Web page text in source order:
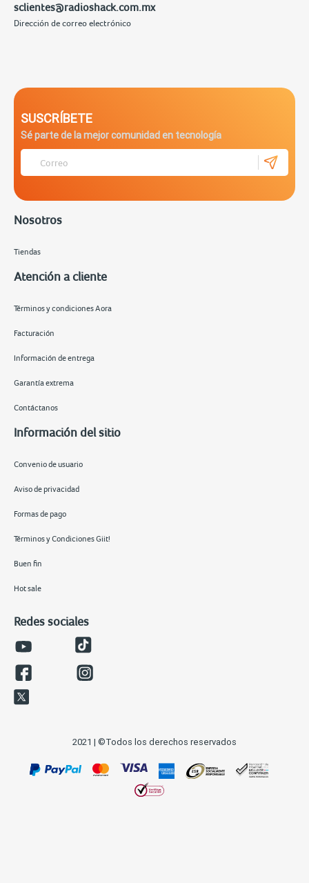
sclientes@radioshack.com.mx
Dirección de correo electrónico
SUSCRÍBETE
Sé parte de la mejor comunidad en tecnología
Nosotros
Tiendas
Atención a cliente
Términos y condiciones Aora
Facturación
Información de entrega
Garantía extrema
Contáctanos
Información del sitio
Convenio de usuario
Aviso de privacidad
Formas de pago
Términos y Condiciones Giit!
Buen fin
Hot sale
Redes sociales
2021 | ©Todos los derechos reservados